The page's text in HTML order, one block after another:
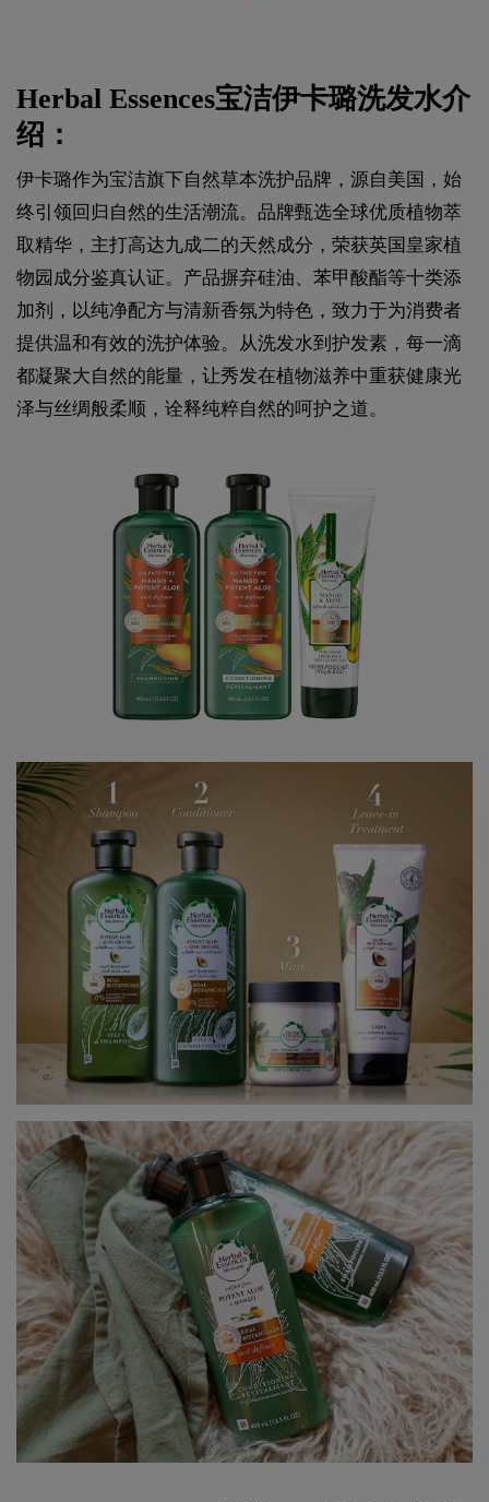
Herbal Essences宝洁伊卡璐洗发水介
绍：
伊卡璐作为宝洁旗下自然草本洗护品牌，源自美国，始
终引领回归自然的生活潮流。品牌甄选全球优质植物萃
取精华，主打高达九成二的天然成分，荣获英国皇家植
物园成分鉴真认证。产品摒弃硅油、苯甲酸酯等十类添
加剂，以纯净配方与清新香氛为特色，致力于为消费者
提供温和有效的洗护体验。从洗发水到护发素，每一滴
都凝聚大自然的能量，让秀发在植物滋养中重获健康光
泽与丝绸般柔顺，诠释纯粹自然的呵护之道。